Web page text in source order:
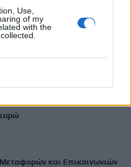
Use,
of my
with the
του γιατί η διαδρομή με το
και Επικοινωνιών